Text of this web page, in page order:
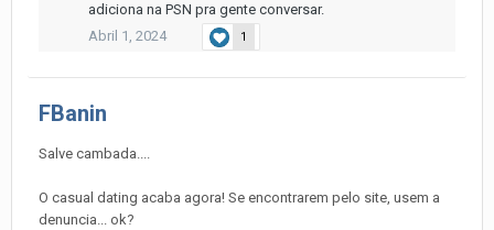
adiciona na PSN pra gente conversar.
Abril 1, 2024
1
FBanin
Salve cambada....
O casual dating acaba agora! Se encontrarem pelo site, usem a
denuncia... ok?